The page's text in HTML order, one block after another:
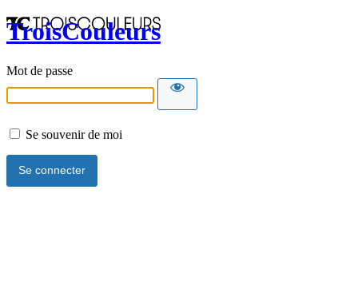
TroisCouleurs
Mot de passe
Se souvenir de moi